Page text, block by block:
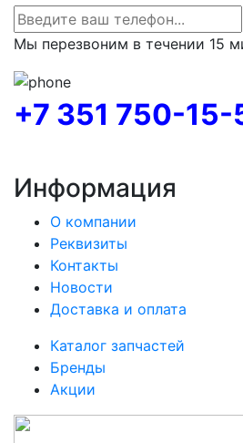
Мы перезвоним в течении 15
+7 351 750-15-
Информация
О компании
Реквизиты
Контакты
Новости
Доставка и оплата
Каталог запчастей
Бренды
Акции